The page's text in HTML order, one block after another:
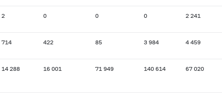
2 0 0 0 2 241
714 422 85 3 984 4 459
14 288 16 001 71 949 140 614 67 020